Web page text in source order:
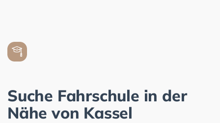
Suche Fahrschule in der
Nähe von Kassel